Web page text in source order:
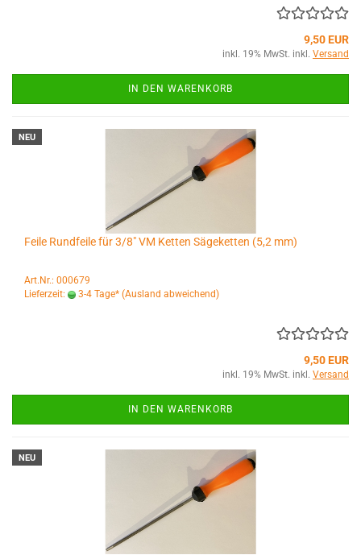
9,50 EUR
inkl. 19% MwSt. inkl. Versand
IN DEN WARENKORB
NEU
Feile Rundfeile für 3/8" VM Ketten Sägeketten (5,2 mm)
Art.Nr.: 000679
Lieferzeit:
3-4 Tage* (Ausland abweichend)
9,50 EUR
inkl. 19% MwSt. inkl. Versand
IN DEN WARENKORB
NEU